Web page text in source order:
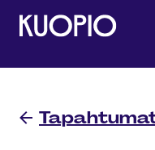
Etusivulle